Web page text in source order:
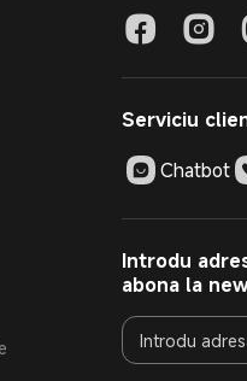
Serviciu
Chatbot
Introdu
abona la